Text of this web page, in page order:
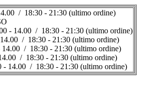
/ 18:30 - 21:30 (ultimo ordine)
- 14.00 / 18:30 - 21:30 (ultimo ordine)
/ 18:30 - 21:30 (ultimo ordine)
/ 18:30 - 21:30 (ultimo ordine)
/ 18:30 - 21:30 (ultimo ordine)
14.00 / 18:30 - 21:30 (ultimo ordine)